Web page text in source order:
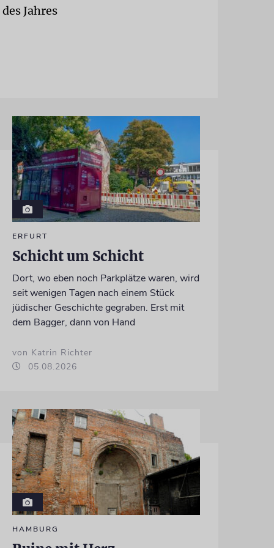
Jahres
ERFURT
Schicht um Schicht
Dort, wo eben noch Parkplätze waren, wird
seit wenigen Tagen nach einem Stück
jüdischer Geschichte gegraben. Erst mit
dem Bagger, dann von Hand
von Katrin Richter
05.08.2026
HAMBURG